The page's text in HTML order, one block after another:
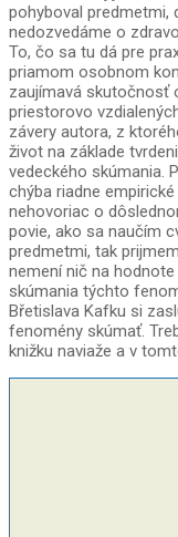
pohyboval predmetmi,
nedozvedáme o
To, čo sa tu dá pre
priamom osobnom
zaujímavá skutočnosť
priestorovo
závery autora, z
život na základe
vedeckého skúmania.
chýba riadne
nehovoriac o
povie, ako sa naučím
predmetmi, tak
nemení nič na
skúmania týchto
Břetislava Kafku si
fenomény skúmať.
knižku naviaže a v